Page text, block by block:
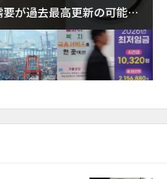
が過去最高更新の可能性